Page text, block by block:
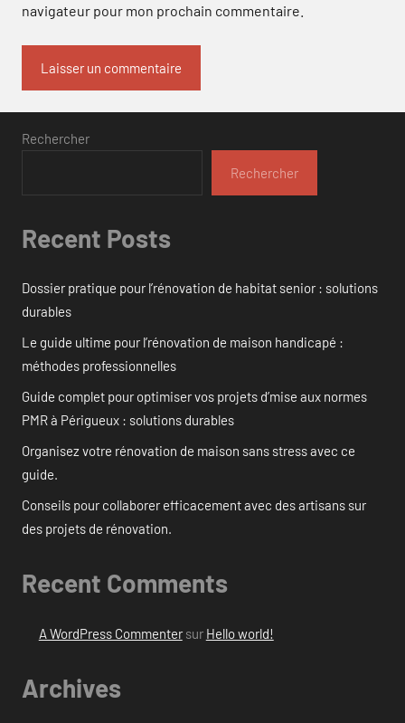
navigateur pour mon prochain commentaire.
Rechercher
Rechercher
Recent Posts
Dossier pratique pour l’rénovation de habitat senior : solutions
durables
Le guide ultime pour l’rénovation de maison handicapé :
méthodes professionnelles
Guide complet pour optimiser vos projets d’mise aux normes
PMR à Périgueux : solutions durables
Organisez votre rénovation de maison sans stress avec ce
guide.
Conseils pour collaborer efficacement avec des artisans sur
des projets de rénovation.
Recent Comments
A WordPress Commentersur Hello world!
Archives